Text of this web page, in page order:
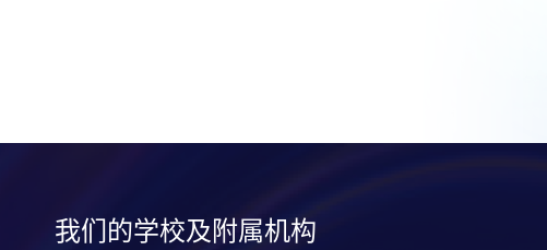
我们的学校及附属机构